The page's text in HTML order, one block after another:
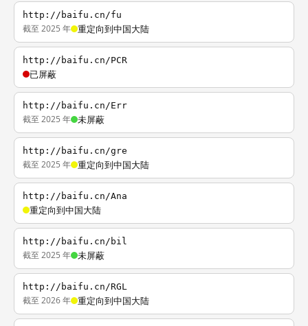
http://baifu.cn/fu
截至 2025 年 重定向到中国大陆
http://baifu.cn/PCR
已屏蔽
http://baifu.cn/Err
截至 2025 年 未屏蔽
http://baifu.cn/gre
截至 2025 年 重定向到中国大陆
http://baifu.cn/Ana
重定向到中国大陆
http://baifu.cn/bil
截至 2025 年 未屏蔽
http://baifu.cn/RGL
截至 2026 年 重定向到中国大陆